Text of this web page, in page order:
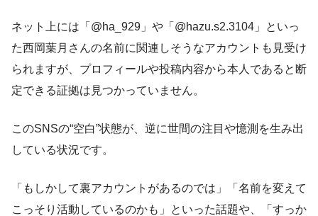
ネット上には「@ha_929」や「@hazu.s2.3104」といっ
た西岡葉月さんの名前に関連しそうなアカウントも見受け
られますが、プロフィールや投稿内容から本人であると断
定できる証拠は見つかっていません。
このSNSの“空白”状態が、逆に世間の注目や憶測を生み出
している状況です。
「もしかして裏アカウントがあるのでは」「名前を変えて
こっそり活動しているのかも」といった話題や、「すっか